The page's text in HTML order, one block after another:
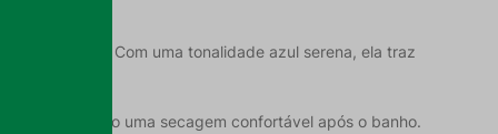
pessoais. Com uma tonalidade azul serena, ela traz
garantindo uma secagem confortável após o banho.